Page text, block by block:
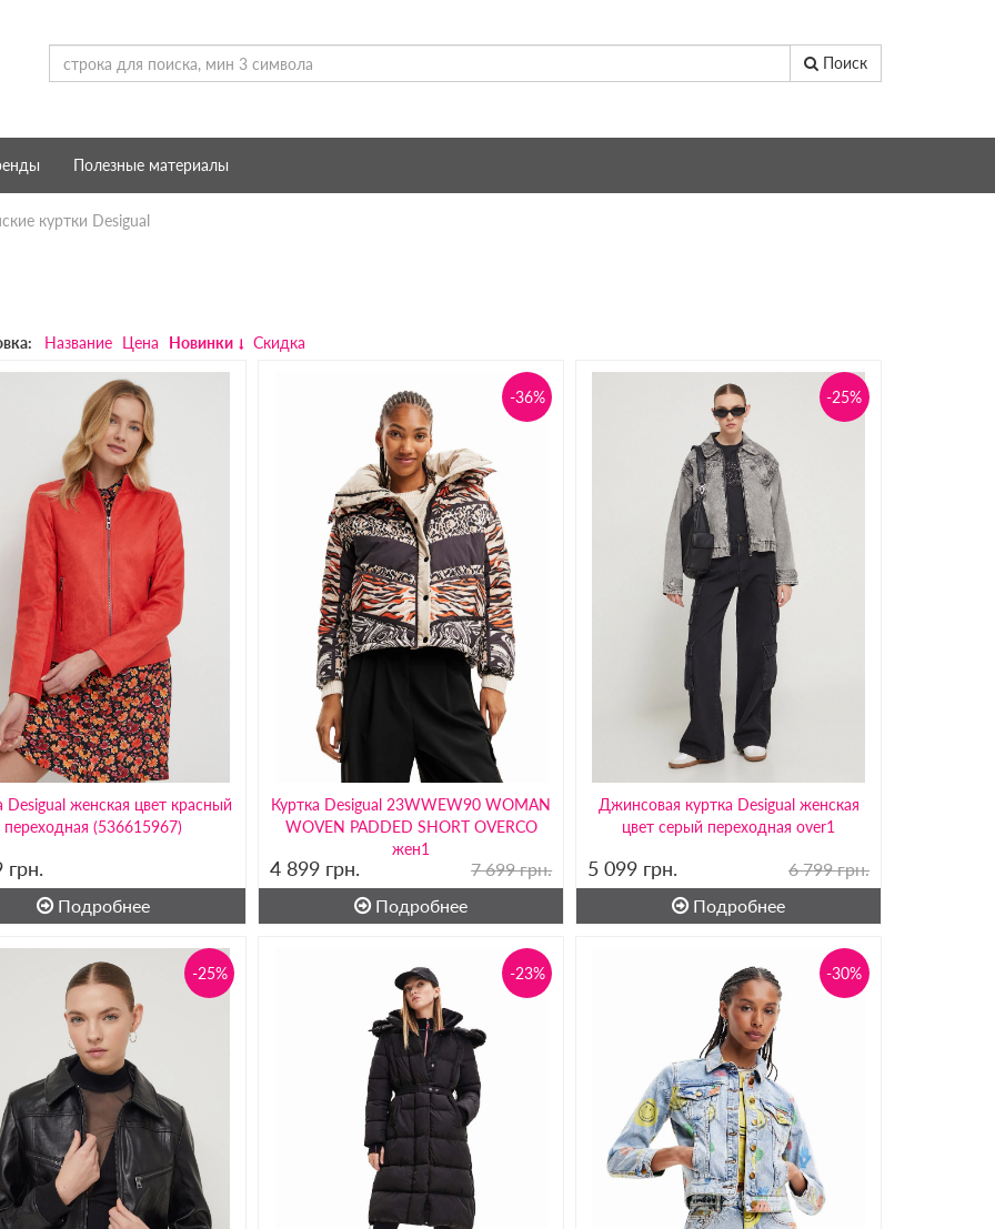
Поиск
Полезные материалы
куртки Desigual
Название Цена Новинки Скидка
Desigual женская цвет красный
переходная (536615967)
грн.
Подробнее
Куртка Desigual 23WWEW90 WOMAN
WOVEN PADDED SHORT OVERCO
жен1
-36%
4 899 грн.
7 699 грн.
Подробнее
Джинсовая куртка Desigual женская
цвет серый переходная over1
-25%
5 099 грн.
6 799 грн.
Подробнее
-25% -23% -30%